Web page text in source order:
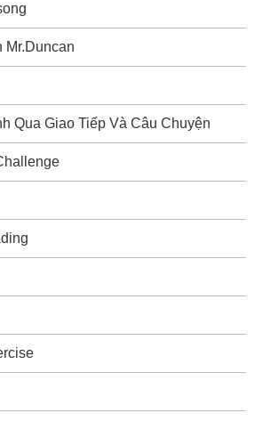
Mr.Duncan
Qua Giao Tiếp Và Câu Chuyện